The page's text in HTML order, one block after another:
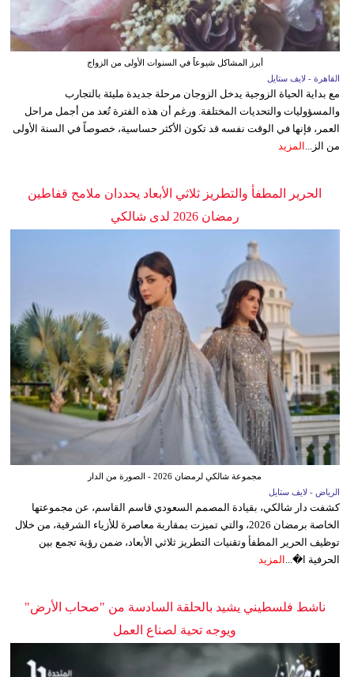
أبرز المشاكل شيوعاً في السنوات الأولى من الزواج
القاهرة - لايف ستايل
مع بداية الحياة الزوجية يدخل الزوجان مرحلة جديدة مليئة بالتجارب
والمسؤوليات والتحديات المختلفة. ورغم أن هذه الفترة تُعد من أجمل مراحل
العمر، فإنها في الوقت نفسه قد تكون الأكثر حساسية، خصوصاً في السنة الأولى
من الز...
المزيد
الحرير المطفأ والتطريز ثلاثي الأبعاد يحددان ملامح قفاطين
رمضان 2026 لدى شالكي
مجموعة شالكي لرمضان 2026 - الصورة من الدار
الرياض - لايف ستايل
كشفت دار شالكي، بقيادة المصمم السعودي قاسم القاسم، عن مجموعتها
الخاصة برمضان 2026، والتي تميزت بمقاربة معاصرة للأزياء الشرقية، من خلال
توظيف الحرير المطفأ وتقنيات التطريز ثلاثي الأبعاد، ضمن رؤية تجمع بين
الحرفية ا�... المزيد
ناشط فلسطيني يشيد بالحلقة السادسة من "صحاب الأرض"
ويوجه تحية لصناع العمل